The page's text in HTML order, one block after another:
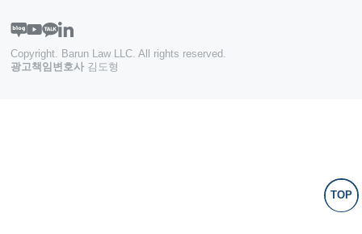
TOP
Copyright. Barun Law LLC. All rights reserved.
광고책임변호사 김도형